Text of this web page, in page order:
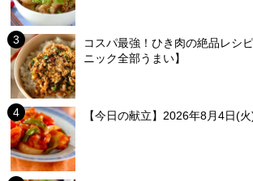
コスパ最強！ひき肉の絶品レシ
ニック全部うまい】
【今日の献立】2026年8月4日(火